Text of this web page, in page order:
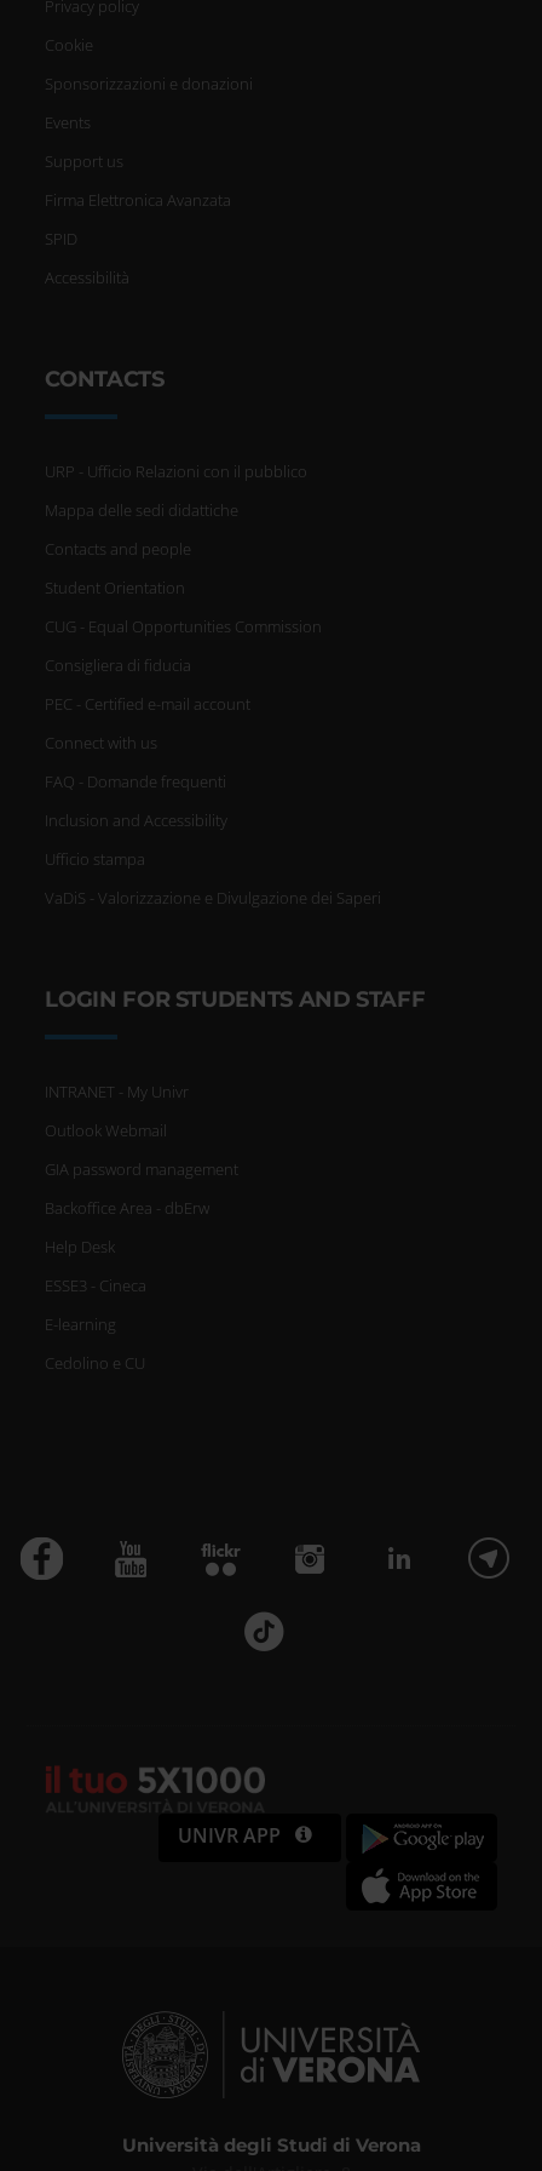
Privacy policy
Cookie
Sponsorizzazioni e donazioni
Events
Support us
Firma Elettronica Avanzata
SPID
Accessibilità
CONTACTS
URP - Ufficio Relazioni con il pubblico
Mappa delle sedi didattiche
Contacts and people
Student Orientation
CUG - Equal Opportunities Commission
Consigliera di fiducia
PEC - Certified e-mail account
Connect with us
FAQ - Domande frequenti
Inclusion and Accessibility
Ufficio stampa
VaDiS - Valorizzazione e Divulgazione dei Saperi
LOGIN FOR STUDENTS AND STAFF
INTRANET - My Univr
Outlook Webmail
GIA password management
Backoffice Area - dbErw
Help Desk
ESSE3 - Cineca
E-learning
Cedolino e CU
UNIVR APP
Università degli Studi di Verona